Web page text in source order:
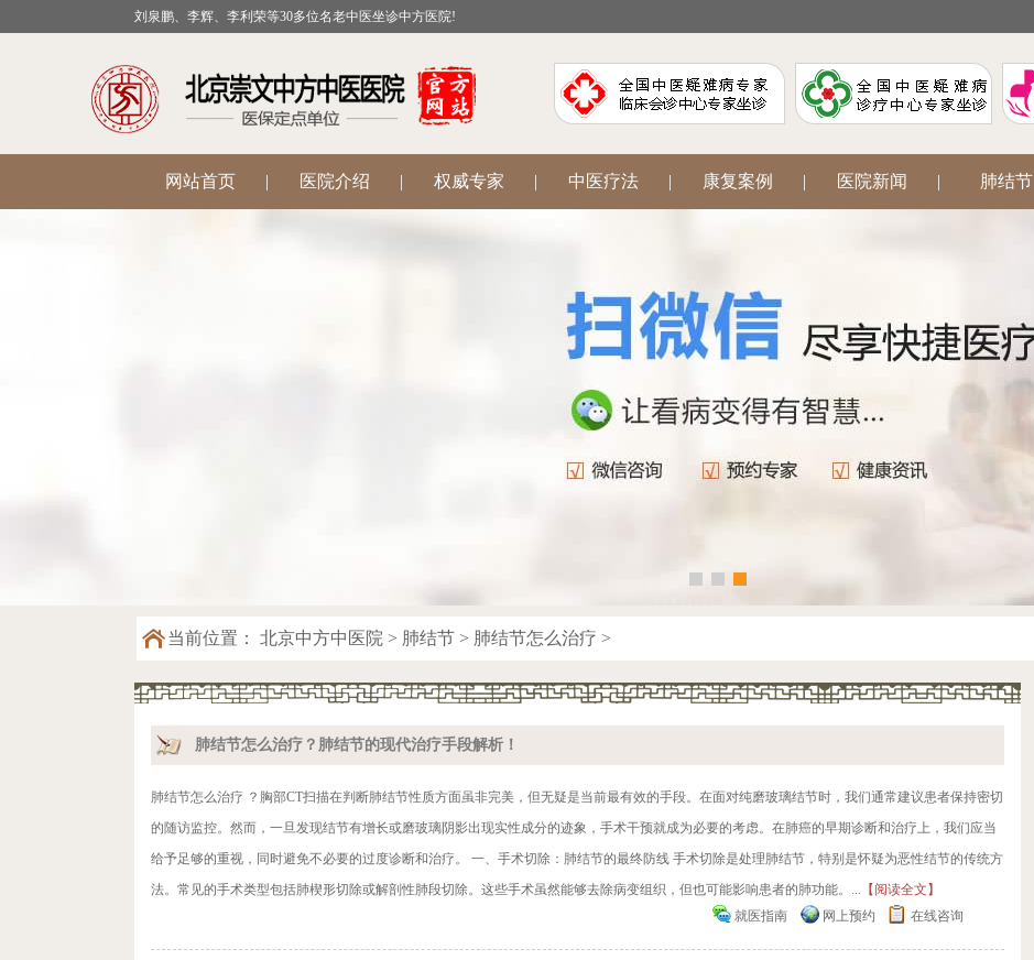
刘泉鹏、李辉、李利荣等30多位名老中医坐诊中方医院!
网站首页 | 医院介绍 | 权威专家 | 中医疗法 | 康复案例 | 医院新闻 | 肺结节
当前位置： 北京中方中医院 > 肺结节> 肺结节怎么治疗 >
肺结节怎么治疗？肺结节的现代治疗手段解析！
肺结节怎么治疗 ？胸部CT扫描在判断肺结节性质方面虽非完美，但无疑是当前最有效的手段。在面对纯磨玻璃结节时，我们通常建议患者保持密切
的随访监控。然而，一旦发现结节有增长或磨玻璃阴影出现实性成分的迹象，手术干预就成为必要的考虑。在肺癌的早期诊断和治疗上，我们应当
给予足够的重视，同时避免不必要的过度诊断和治疗。 一、手术切除：肺结节的最终防线 手术切除是处理肺结节，特别是怀疑为恶性结节的传统方
法。常见的手术类型包括肺楔形切除或解剖性肺段切除。这些手术虽然能够去除病变组织，但也可能影响患者的肺功能。... 【阅读全文】
就医指南
网上预约 在线咨询